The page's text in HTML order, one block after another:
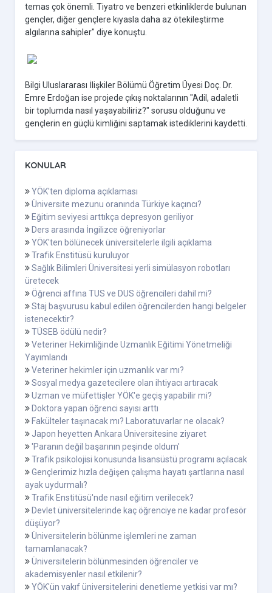
temas çok önemli. Tiyatro ve benzeri etkinliklerde bulunan
gençler, diğer gençlere kıyasla daha az ötekileştirme
algılarına sahipler" diye konuştu.
Bilgi Uluslararası İlişkiler Bölümü Öğretim Üyesi Doç. Dr.
Emre Erdoğan ise projede çıkış noktalarının "Adil, adaletli
bir toplumda nasıl yaşayabiliriz?" sorusu olduğunu ve
gençlerin en güçlü kimliğini saptamak istediklerini kaydetti.
KONULAR
YÖK'ten diploma açıklaması
Üniversite mezunu oranında Türkiye kaçıncı?
Eğitim seviyesi arttıkça depresyon geriliyor
Ders arasında İngilizce öğreniyorlar
YÖK'ten bölünecek üniversitelerle ilgili açıklama
Trafik Enstitüsü kuruluyor
Sağlık Bilimleri Üniversitesi yerli simülasyon robotları
üretecek
Öğrenci affına TUS ve DUS öğrencileri dahil mi?
Staj başvurusu kabul edilen öğrencilerden hangi belgeler
istenecektir?
TÜSEB ödülü nedir?
Veteriner Hekimliğinde Uzmanlık Eğitimi Yönetmeliği
Yayımlandı
Veteriner hekimler için uzmanlık var mı?
Sosyal medya gazetecilere olan ihtiyacı artıracak
Uzman ve müfettişler YÖK'e geçiş yapabilir mi?
Doktora yapan öğrenci sayısı arttı
Fakülteler taşınacak mı? Laboratuvarlar ne olacak?
Japon heyetten Ankara Üniversitesine ziyaret
'Paranın değil başarının peşinde oldum'
Trafik psikolojisi konusunda lisansüstü programı açılacak
Gençlerimiz hızla değişen çalışma hayatı şartlarına nasıl
ayak uydurmalı?
Trafik Enstitüsü'nde nasıl eğitim verilecek?
Devlet üniversitelerinde kaç öğrenciye ne kadar profesör
düşüyor?
Üniversitelerin bölünme işlemleri ne zaman
tamamlanacak?
Üniversitelerin bölünmesinden öğrenciler ve
akademisyenler nasıl etkilenir?
YÖK'ün vakıf üniversitelerini denetleme yetkisi var mı?